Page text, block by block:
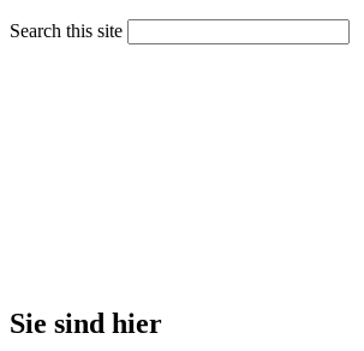
Search this site
Sie sind hier